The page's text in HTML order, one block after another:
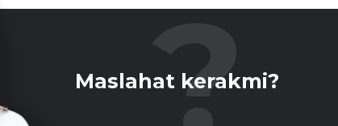
Maslahat kerakmi?